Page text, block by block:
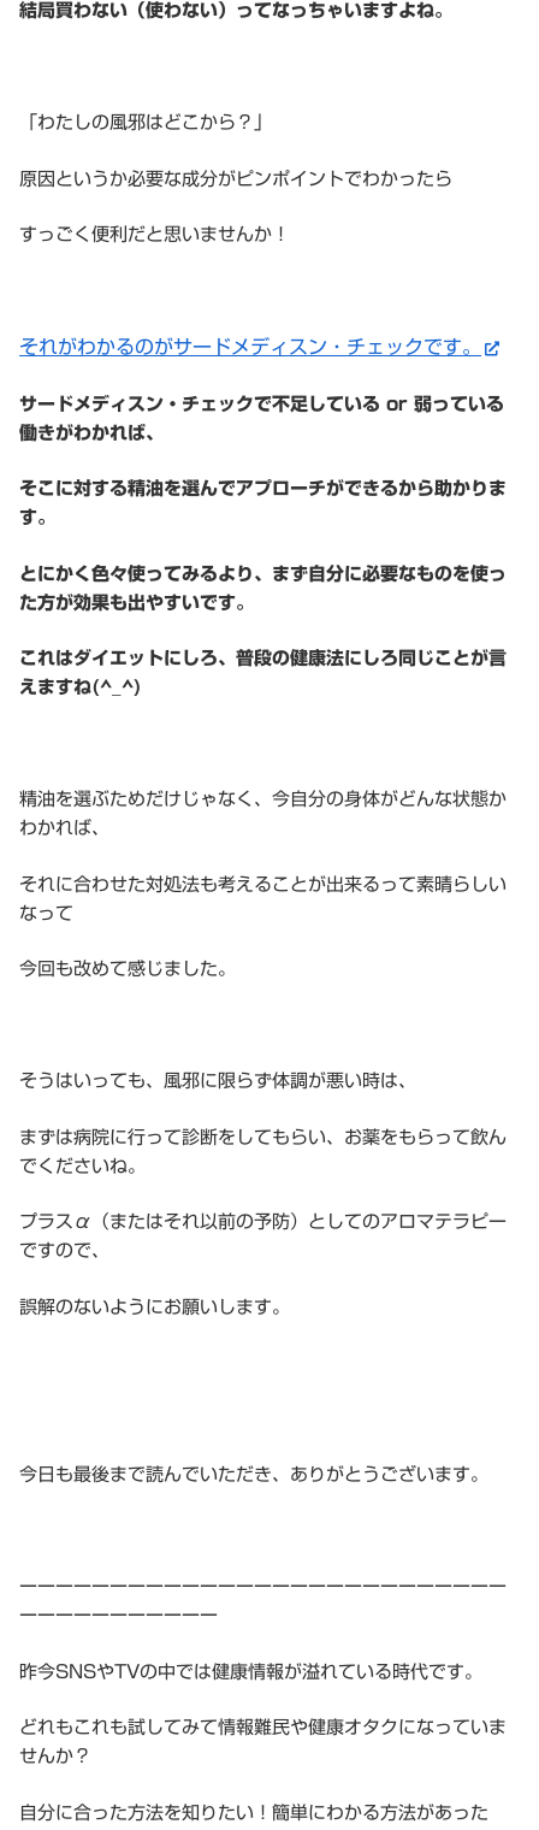
結局買わない（使わない）ってなっちゃいますよね。
「わたしの風邪はどこから？」
原因というか必要な成分がピンポイントでわかったら
すっごく便利だと思いませんか！
それがわかるのがサードメディスン・チェックです。
サードメディスン・チェックで不足している or 弱っている
働きがわかれば、
そこに対する精油を選んでアプローチができるから助かりま
す。
とにかく色々使ってみるより、まず自分に必要なものを使っ
た方が効果も出やすいです。
これはダイエットにしろ、普段の健康法にしろ同じことが言
えますね(^_^)
精油を選ぶためだけじゃなく、今自分の身体がどんな状態か
わかれば、
それに合わせた対処法も考えることが出来るって素晴らしい
なって
今回も改めて感じました。
そうはいっても、風邪に限らず体調が悪い時は、
まずは病院に行って診断をしてもらい、お薬をもらって飲ん
でくださいね。
プラスα（またはそれ以前の予防）としてのアロマテラピー
ですので、
誤解のないようにお願いします。
今日も最後まで読んでいただき、ありがとうございます。
ーーーーーーーーーーーーーーーーーーーーーーーーーーー
ーーーーーーーーーーー
昨今SNSやTVの中では健康情報が溢れている時代です。
どれもこれも試してみて情報難民や健康オタクになっていま
せんか？
自分に合った方法を知りたい！簡単にわかる方法があった